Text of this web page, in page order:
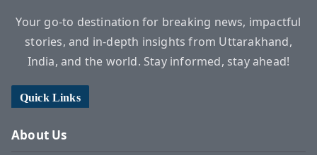
Your go-to destination for breaking news, impactful
stories, and in-depth insights from Uttarakhand,
India, and the world. Stay informed, stay ahead!
Quick Links
About Us